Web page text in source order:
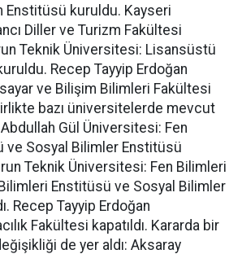
Enstitüsü kuruldu. Kayseri
Diller ve Turizm Fakültesi
Teknik Üniversitesi: Lisansüstü
Recep Tayyip Erdoğan
ve Bilişim Bilimleri Fakültesi
bazı üniversitelerde mevcut
Abdullah Gül Üniversitesi: Fen
ve Sosyal Bilimler Enstitüsü
Teknik Üniversitesi: Fen Bilimleri
Enstitüsü ve Sosyal Bilimler
Recep Tayyip Erdoğan
Fakültesi kapatıldı. Kararda bir
de yer aldı: Aksaray